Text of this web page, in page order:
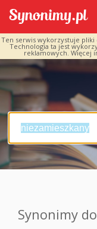
Ten serwis wykorzystuje
Technologia ta jest
reklamowych. Więcej
Synonimy